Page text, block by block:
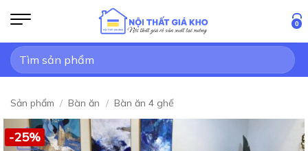
qua
nội
dung
0
Tìm
kiếm:
Sản phẩm / Bàn ăn / Bàn ăn 4 ghế
-25%